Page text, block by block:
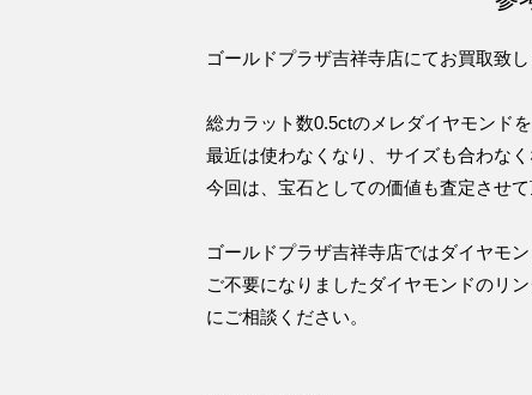
ゴールドプラザ吉祥寺店にてお買取致
総カラット数0.5ctのメレダイヤモンド
最近は使わなくなり、サイズも合わな
今回は、宝石としての価値も査定させ
ゴールドプラザ吉祥寺店ではダイヤモン
ご不要になりましたダイヤモンドのリ
にご相談ください。